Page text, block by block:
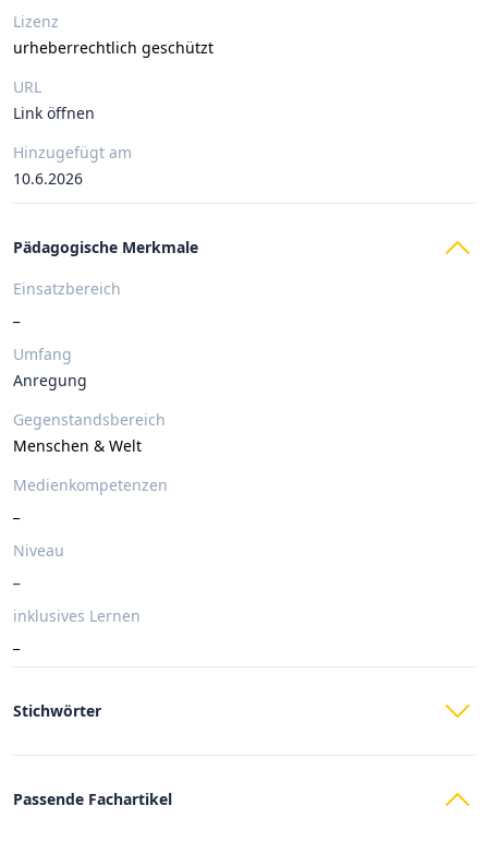
Lizenz
urheberrechtlich geschützt
URL
Link öffnen
Hinzugefügt am
10.6.2026
Pädagogische Merkmale
Einsatzbereich
Umfang
Anregung
Gegenstandsbereich
Menschen & Welt
Medienkompetenzen
Niveau
inklusives Lernen
Stichwörter
Passende Fachartikel